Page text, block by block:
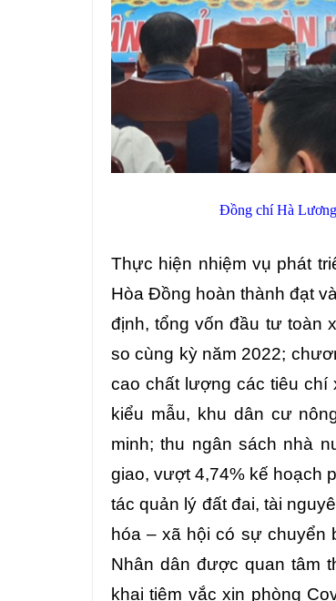
Đồng chí Hà
Thực hiện nhiệm vụ phát
Hòa Đồng hoàn thành đạt
định, tổng vốn đầu tư toàn
so cùng kỳ năm 2022;
cao chất lượng các tiêu chí
kiểu mẫu, khu dân cư
minh; thu ngân sách nhà
giao, vượt 4,74% kế hoạch
tác quản lý đất đai, tài
hóa – xã hội có sự chuyển
Nhân dân được quan tâm
khai tiêm vắc xin phòng